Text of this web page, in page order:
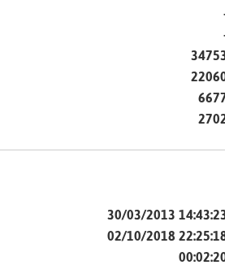
30/03/2013
02/10/2018